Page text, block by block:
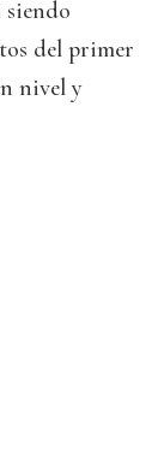
siendo
del primer
nivel y